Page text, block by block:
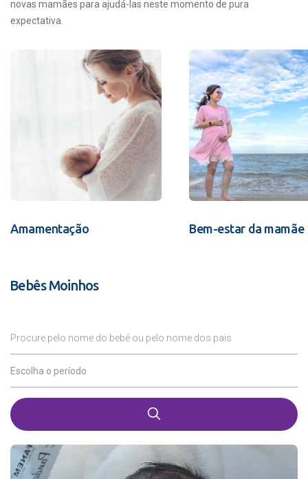
novas mamães para ajudá-las neste momento de pura
expectativa.
Amamentação Bem-estar da mamãe
Bebês Moinhos
Procure pelo nome do bebê ou pelo nome dos pais
Escolha o período